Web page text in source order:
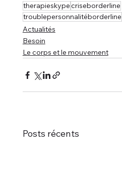
therapieskypecriseborderline
troublepersonnalitéborderline
Actualités
Besoin
Le corps et le mouvement
Posts récents